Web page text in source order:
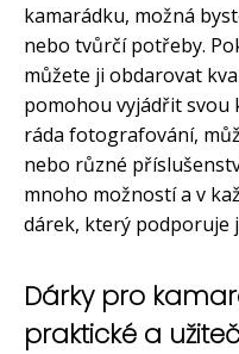
kamarádku, možná
nebo tvůrčí potřeby.
můžete ji obdarovat
pomohou vyjádřit svou
ráda fotografování,
nebo různé
mnoho možností a v
dárek, který podporuje
Dárky pro
praktické a